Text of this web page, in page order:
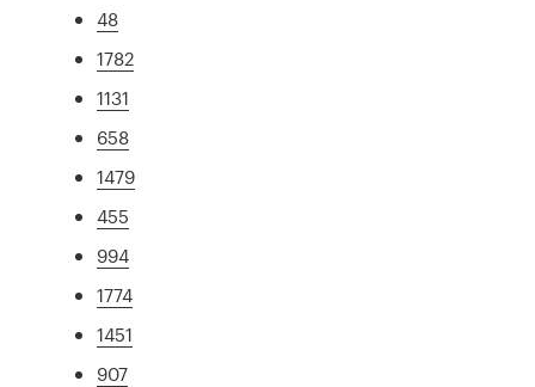
48
1782
1131
658
1479
455
994
1774
1451
907